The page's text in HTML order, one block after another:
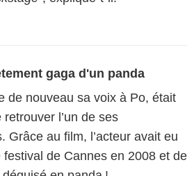
gaga d'un panda
de nouveau sa voix à Po, était
l’un de ses
Grâce au film, l’acteur avait eu
festival de Cannes en 2008 et de